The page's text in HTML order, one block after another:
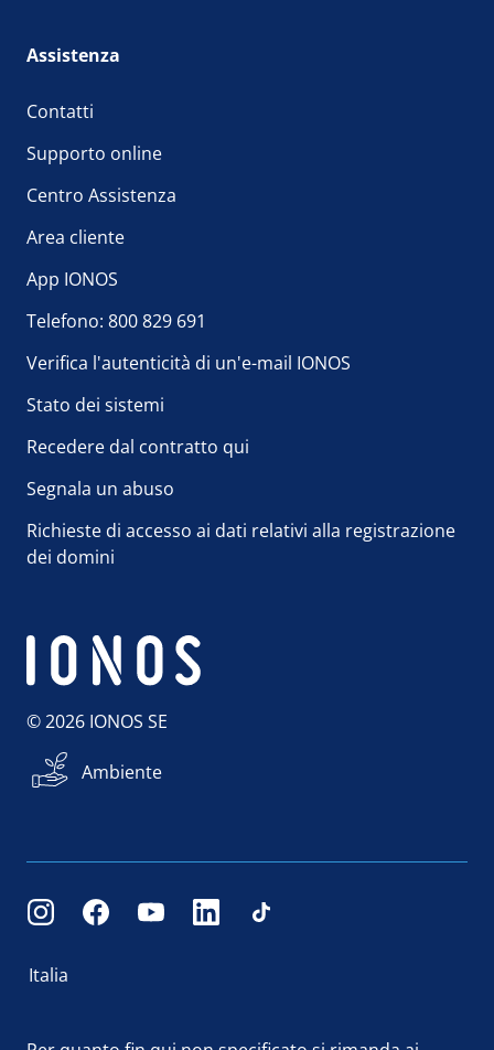
Assistenza
Contatti
Supporto online
Centro Assistenza
Area cliente
App IONOS
Telefono: 800 829 691
Verifica l'autenticità di un'e-mail IONOS
Stato dei sistemi
Recedere dal contratto qui
Segnala un abuso
Richieste di accesso ai dati relativi alla registrazione
dei domini
© 2026 IONOS SE
Ambiente
Italia